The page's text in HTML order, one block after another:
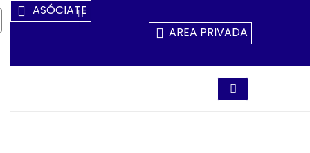
Ir
Al
ASÓCIATE
AREA PRIVADA